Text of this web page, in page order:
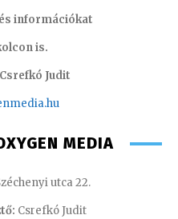
információkat
is.
Judit
nmedia.hu
MEDIA
utca 22.
Csrefkó Judit